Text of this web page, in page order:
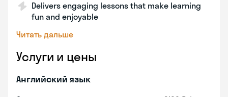
Delivers engaging lessons that make learning
fun and enjoyable
Читать дальше
Услуги и цены
Английский язык